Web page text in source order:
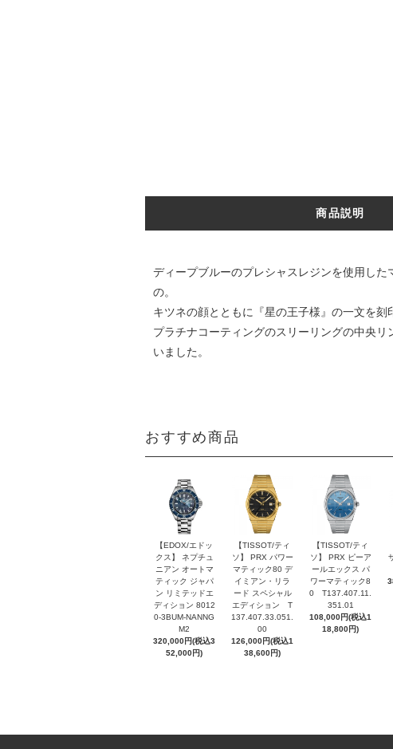
商品説明
ディープブルーのプレシャスレジンを使用し
の。
キツネの顔とともに『星の王子様』の一文を刻
プラチナコーティングのスリーリングの中央
いました。
おすすめ商品
【EDOX/エドッ
クス】 ネプチュ
ニアン オートマ
ティック ジャパ
ン リミテッドエ
ディション 8012
0-3BUM-NANNG
M2
320,000円(税込3
52,000円)
【TISSOT/ティ
ソ】 PRX パワー
マティック80 デ
イミアン・リラ
ード スペシャル
エディション T
137.407.33.051.
00
126,000円(税込1
38,600円)
【TISSOT/ティ
ソ】 PRX ピーア
ールエックス パ
ワーマティック8
0 T137.407.11.
351.01
108,000円(税込1
18,800円)